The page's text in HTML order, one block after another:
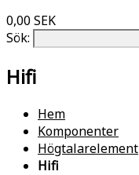
0,00 SEK
Sök:
Hifi
Hem
Komponenter
Högtalarelement
Hifi